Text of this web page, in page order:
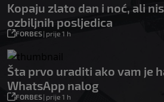
Kopaju zlato dan i noć, ali
ozbiljnih posljedica
FORBES| prije 1 h
Šta prvo uraditi ako vam je
WhatsApp nalog
FORBES| prije 1 h